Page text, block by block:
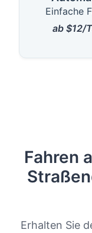
Einfache
ab $12/
Fahren
Erhalten Sie